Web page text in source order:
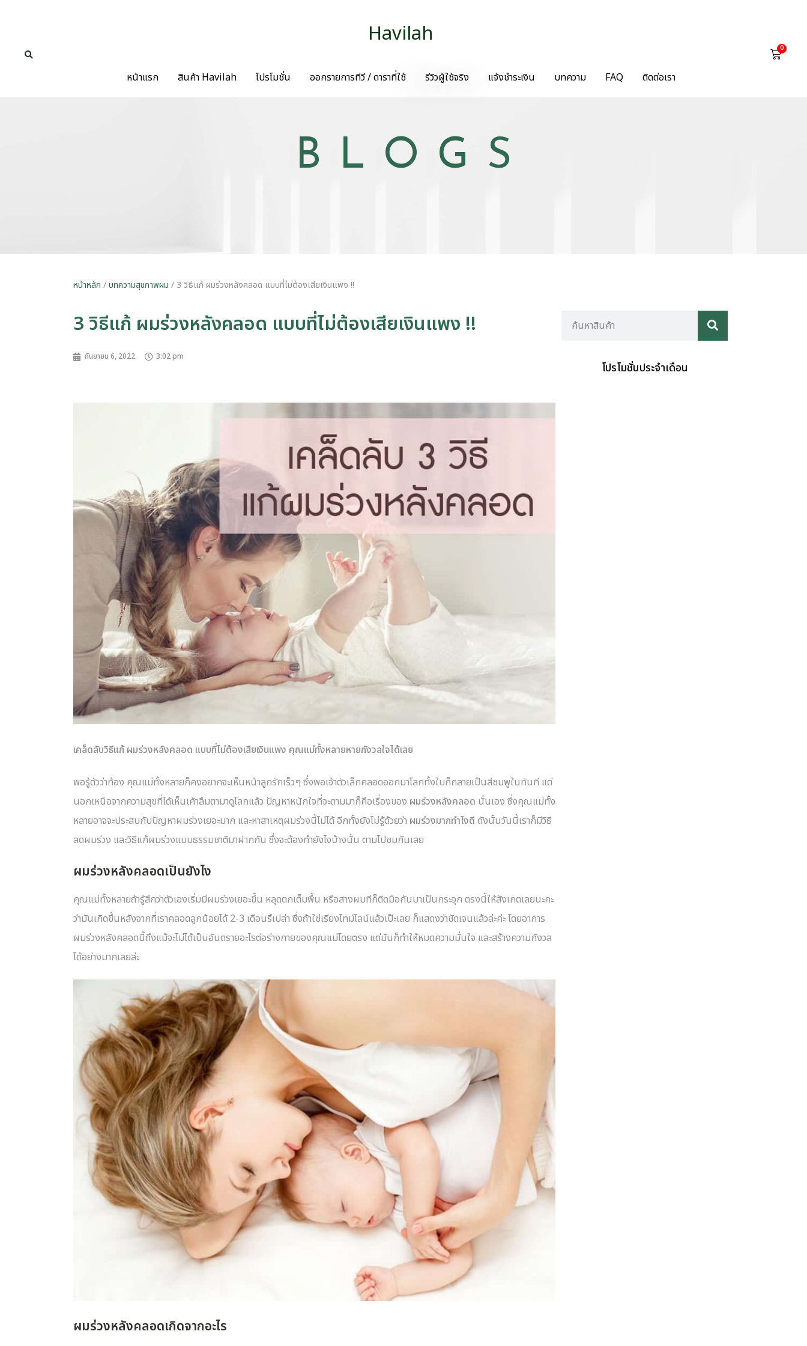
Havilah
หน้าแรก สินค้า Havilah โปรโมชั่น ออกรายการทีวี / ดาราที่ใช้ รีวิวผู้ใช้จริง แจ้งชำระเงิน บทความ FAQ ติดต่อเรา
0
BLOGS
หน้าหลัก /บทความสุขภาพผม / 3 วิธีแก้ ผมร่วงหลังคลอด แบบที่ไม่ต้องเสียเงินแพง !!
3 วิธีแก้ ผมร่วงหลังคลอด แบบที่ไม่ต้องเสียเงินแพง !!
กันยายน 6, 2022 3:02 pm
เคล็ดลับวิธีแก้ ผมร่วงหลังคลอด แบบที่ไม่ต้องเสียเงินแพง คุณแม่ทั้งหลายหายกังวลใจได้เลย
พอรู้ตัวว่าท้อง คุณแม่ทั้งหลายก็คงอยากจะเห็นหน้าลูกรักเร็วๆ ซึ่งพอเจ้าตัวเล็กคลอดออกมาโลกทั้งใบก็กลายเป็นสีชมพูในทันที แต่
นอกเหนือจากความสุขที่ได้เห็นเค้าลืมตามาดูโลกแล้ว ปัญหาหนักใจที่จะตามมาก็คือเรื่องของ ผมร่วงหลังคลอด นั่นเอง ซึ่งคุณแม่ทั้ง
หลายอาจจะประสบกับปัญหาผมร่วงเยอะมาก และหาสาเหตุผมร่วงนี้ไม่ได้ อีกทั้งยังไม่รู้ด้วยว่า ผมร่วงมากทำไงดี ดังนั้นวันนี้เราก็มีวิธี
ลดผมร่วง และวิธีแก้ผมร่วงแบบธรรมชาติมาฝากกัน ซึ่งจะต้องทำยังไงบ้างนั้น ตามไปชมกันเลย
ผมร่วงหลังคลอดเป็นยังไง
คุณแม่ทั้งหลายถ้ารู้สึกว่าตัวเองเริ่มมีผมร่วงเยอะขึ้น หลุดตกเต็มพื้น หรือสางผมทีก็ติดมือกันมาเป็นกระจุก ตรงนี้ให้สังเกตเลยนะคะ
ว่ามันเกิดขึ้นหลังจากที่เราคลอดลูกน้อยได้ 2-3 เดือนรึเปล่า ซึ่งถ้าใช่เรียงไทม์ไลน์แล้วเป๊ะเลย ก็แสดงว่าชัดเจนแล้วล่ะค่ะ โดยอาการ
ผมร่วงหลังคลอดนี้ถึงแม้จะไม่ได้เป็นอันตรายอะไรต่อร่างกายของคุณแม่โดยตรง แต่มันก็ทำให้หมดความมั่นใจ และสร้างความกังวล
ได้อย่างมากเลยล่ะ
ผมร่วงหลังคลอดเกิดจากอะไร
โปรโมชั่นประจำเดือน